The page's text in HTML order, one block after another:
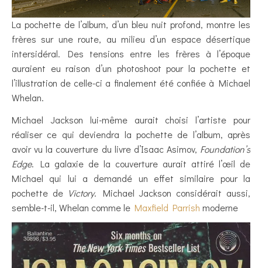
La pochette de l’album, d’un bleu nuit profond, montre les
frères sur une route, au milieu d’un espace désertique
intersidéral. Des tensions entre les frères à l’époque
auraient eu raison d’un photoshoot pour la pochette et
l’illustration de celle-ci a finalement été confiée à Michael
Whelan.
Michael Jackson lui-même aurait choisi l’artiste pour
réaliser ce qui deviendra la pochette de l’album, après
avoir vu la couverture du livre d’Isaac Asimov, Foundation’s
Edge. La galaxie de la couverture aurait attiré l’œil de
Michael qui lui a demandé un effet similaire pour la
pochette de Victory. Michael Jackson considérait aussi,
semble-t-il, Whelan comme le Maxfield Parrish moderne